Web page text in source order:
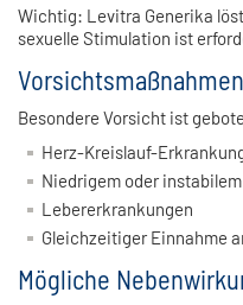
Wichtig: Levitra Generika
sexuelle Stimulation ist
Vorsichtsmaßnahmen
Besondere Vorsicht ist
Herz-Kreislauf-
Niedrigem oder
Lebererkrankungen
Gleichzeitiger Einnahme
Mögliche